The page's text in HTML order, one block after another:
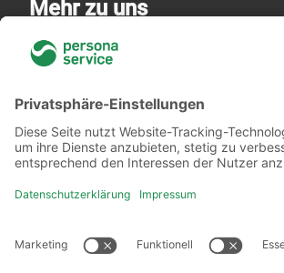
Mehr zu uns
Über uns
Akademie
Rechtliches
Datenschutzerklärung